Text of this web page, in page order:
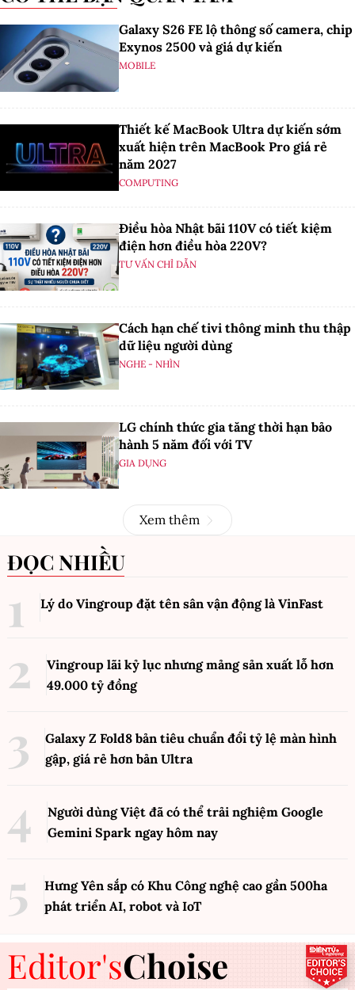
Galaxy S26 FE lộ thông số camera, chip
Exynos 2500 và giá dự kiến
MOBILE
Thiết kế MacBook Ultra dự kiến sớm
xuất hiện trên MacBook Pro giá rẻ
năm 2027
COMPUTING
Điều hòa Nhật bãi 110V có tiết kiệm
điện hơn điều hòa 220V?
TƯ VẤN CHỈ DẪN
Cách hạn chế tivi thông minh thu thập
dữ liệu người dùng
NGHE - NHÌN
LG chính thức gia tăng thời hạn bảo
hành 5 năm đối với TV
GIA DỤNG
Xem thêm
ĐỌC NHIỀU
Lý do Vingroup đặt tên sân vận động là VinFast
Vingroup lãi kỷ lục nhưng mảng sản xuất lỗ hơn
49.000 tỷ đồng
Galaxy Z Fold8 bản tiêu chuẩn đổi tỷ lệ màn hình
gập, giá rẻ hơn bản Ultra
Người dùng Việt đã có thể trải nghiệm Google
Gemini Spark ngay hôm nay
Hưng Yên sắp có Khu Công nghệ cao gần 500ha
phát triển AI, robot và IoT
Editor'sChoise